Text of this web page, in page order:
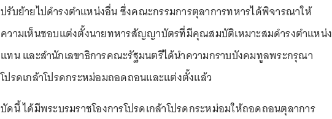
ปรับย้ายไปดำรงตำแหน่งอื่น ซึ่งคณะกรรมการตุลาการทหารได้พิจารณาให้
ความเห็นชอบแต่งตั้งนายทหารสัญญาบัตรที่มีคุณสมบัติเหมาะสมดำรงตำแหน่ง
แทน และสำนักเลขาธิการคณะรัฐมนตรีได้นำความกราบบังคมทูลพระกรุณา
โปรดเกล้าโปรดกระหม่อมถอดถอนและแต่งตั้งแล้ว
บัดนี้ ได้มีพระบรมราชโองการโปรดเกล้าโปรดกระหม่อมให้ถอดถอนตุลาการ